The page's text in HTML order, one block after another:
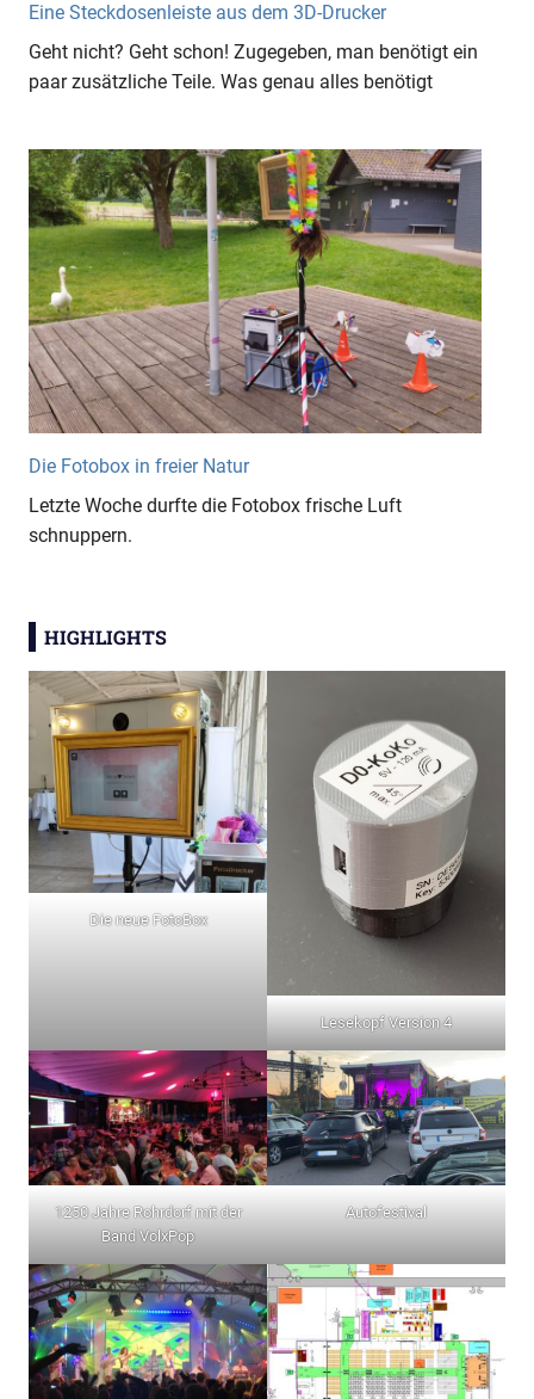
Eine Steckdosenleiste aus dem 3D-Drucker
Geht nicht? Geht schon! Zugegeben, man benötigt ein
paar zusätzliche Teile. Was genau alles benötigt
Die Fotobox in freier Natur
Letzte Woche durfte die Fotobox frische Luft
schnuppern.
HIGHLIGHTS
Die neue FotoBox
Lesekopf Version 4
1250 Jahre Rohrdorf mit der
Band VolxPop
Autofestival